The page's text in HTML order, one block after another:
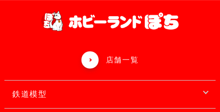
店舗一覧
鉄道模型